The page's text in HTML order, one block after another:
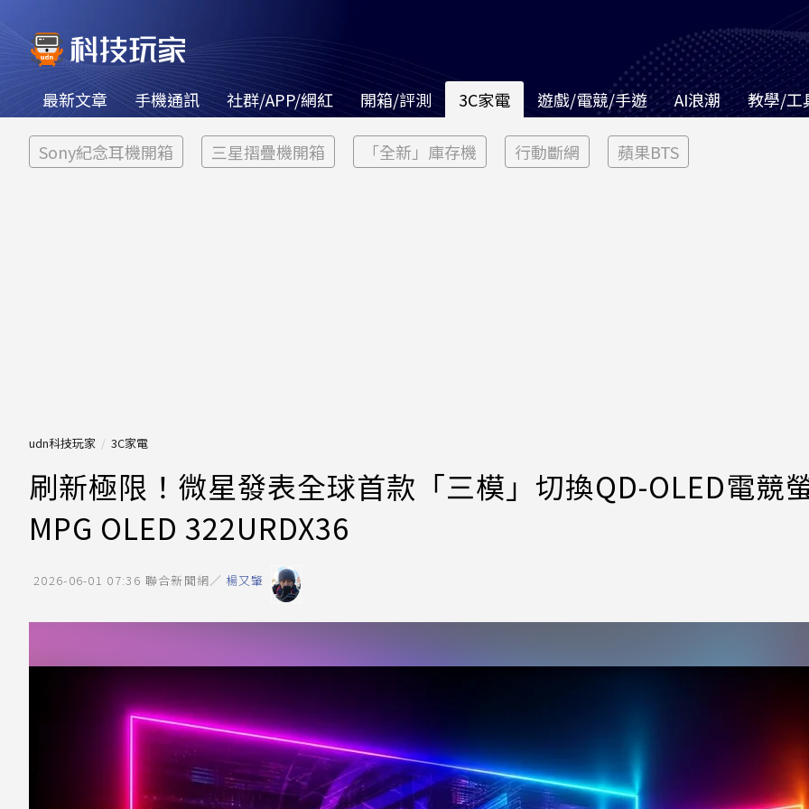
最新文章 手機通訊 社群/APP/網紅 開箱/評測 3C家電 遊戲/電競/手遊 AI浪潮 教學/工
Sony紀念耳機開箱 三星摺疊機開箱 「全新」庫存機 行動斷網 蘋果BTS
udn科技玩家 3C家電
刷新極限！微星發表全球首款「三模」切換QD-OLED電競
MPG OLED 322URDX36
2026-06-01 07:36 聯合新聞網／ 楊又肇